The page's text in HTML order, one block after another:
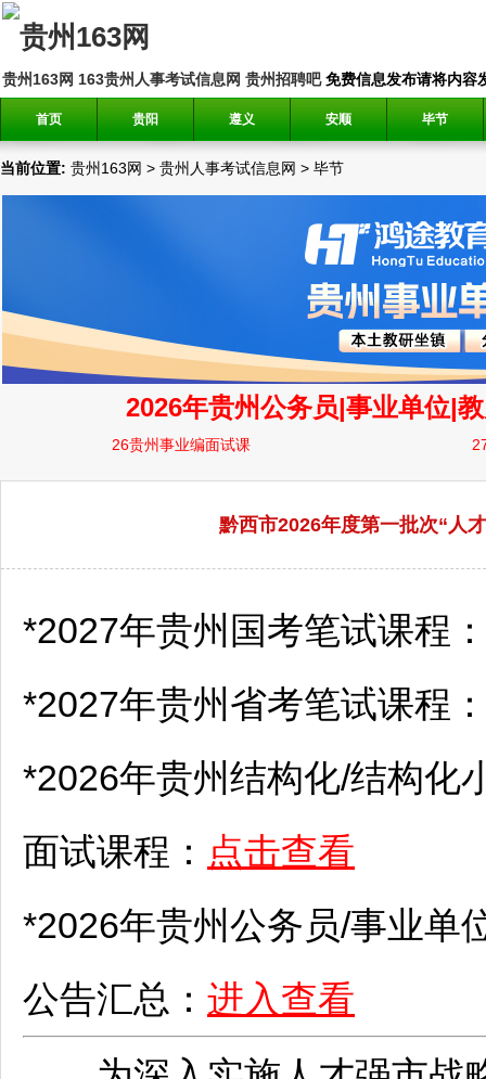
贵州163网 163贵州人事考试信息网 贵州招聘吧免费信息发布请将内容
首页 贵阳 遵义 安顺 毕节
当前位置: 贵州163网 > 贵州人事考试信息网 > 毕节
黔西市2026年度第一批次“人
*2027年贵州国考笔试课程
*2027年贵州省考笔试课程
*2026年贵州结构化/结构化
面试课程： 点击查看
*2026年贵州公务员/事业单
公告汇总： 进入查看